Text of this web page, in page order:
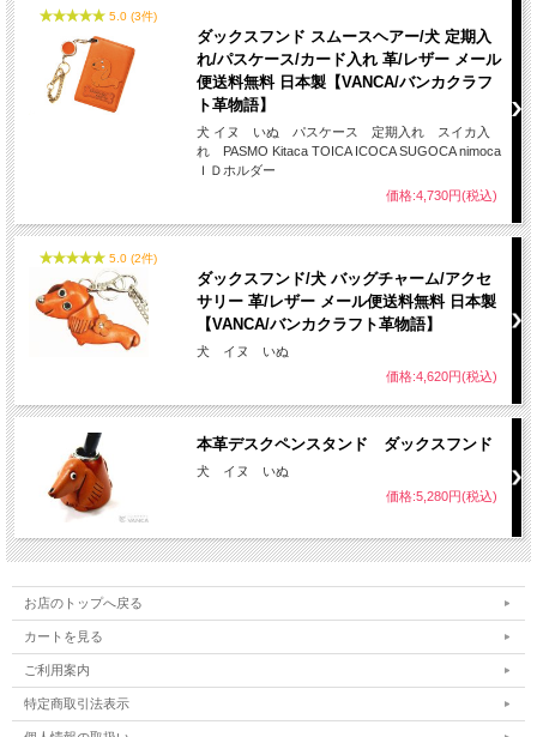
5.0 (3件)
ダックスフンド スムースヘアー/犬 定期入
れ/パスケース/カード入れ 革/レザー メール
便送料無料 日本製【VANCA/バンカクラフ
ト革物語】
犬 イヌ いぬ パスケース 定期入れ スイカ入
れ PASMO Kitaca TOICA ICOCA SUGOCA nimoca
ＩＤホルダー
価格:4,730円(税込)
5.0 (2件)
ダックスフンド/犬 バッグチャーム/アクセ
サリー 革/レザー メール便送料無料 日本製
【VANCA/バンカクラフト革物語】
犬 イヌ いぬ
価格:4,620円(税込)
本革デスクペンスタンド ダックスフンド
犬 イヌ いぬ
価格:5,280円(税込)
お店のトップへ戻る
カートを見る
ご利用案内
特定商取引法表示